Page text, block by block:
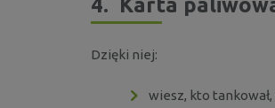
4. Karta
Dzięki niej:
wiesz, kto tankował,